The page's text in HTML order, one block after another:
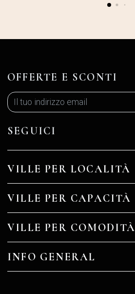
VILLE PER LOCALITÀ
VILLE PER CAPACITÀ
VILLE PER COMODITÀ
INFO GENERAL
OFFERTE E SCONTI
SEGUICI